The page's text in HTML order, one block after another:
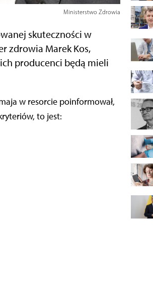
Ministerstwo Zdrowia
skuteczności w
zdrowia Marek Kos,
producenci będą mieli
to jest: